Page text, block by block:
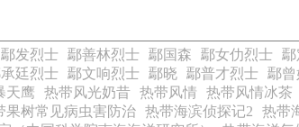
鄢发烈士 鄢善林烈士 鄢国森 鄢女仂烈士 鄢
廷烈士 鄢文响烈士 鄢晓 鄢普才烈士 鄢曾
天鹰 热带风光奶昔 热带风情 热带风情冰茶
果树常见病虫害防治 热带海滨侦探记2 热带